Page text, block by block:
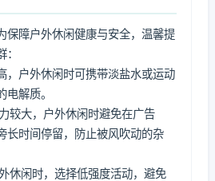
保障户外休闲健康与安全，温馨提
，户外休闲时可携带淡盐水或运动
解质。
较大，户外休闲时避免在广告
长时间停留，防止被风吹动的杂
休闲时，选择低强度活动，避免